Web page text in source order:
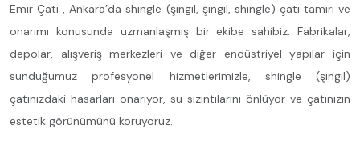
Emir Çatı , Ankara’da shingle (şıngıl, şingil, shingle) çatı tamiri ve
onarımı konusunda uzmanlaşmış bir ekibe sahibiz. Fabrikalar,
depolar, alışveriş merkezleri ve diğer endüstriyel yapılar için
sunduğumuz profesyonel hizmetlerimizle, shingle (şıngıl)
çatınızdaki hasarları onarıyor, su sızıntılarını önlüyor ve çatınızın
estetik görünümünü koruyoruz.